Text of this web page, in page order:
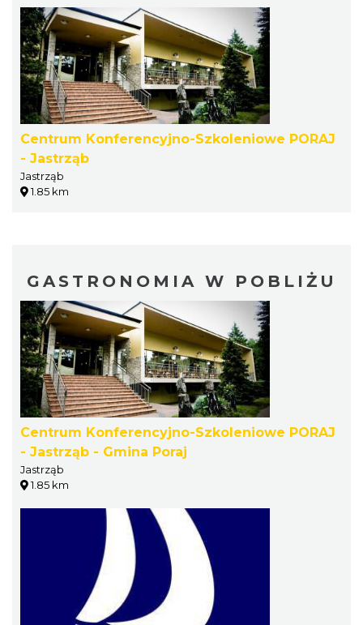
Centrum Konferencyjno-Szkoleniowe PORAJ
- Jastrząb
Jastrząb
1.85 km
GASTRONOMIA W POBLIŻU
Centrum Konferencyjno-Szkoleniowe PORAJ
- Jastrząb - Gmina Poraj
Jastrząb
1.85 km